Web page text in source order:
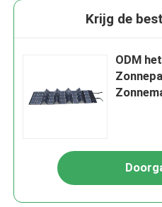
Krijg de
ODM